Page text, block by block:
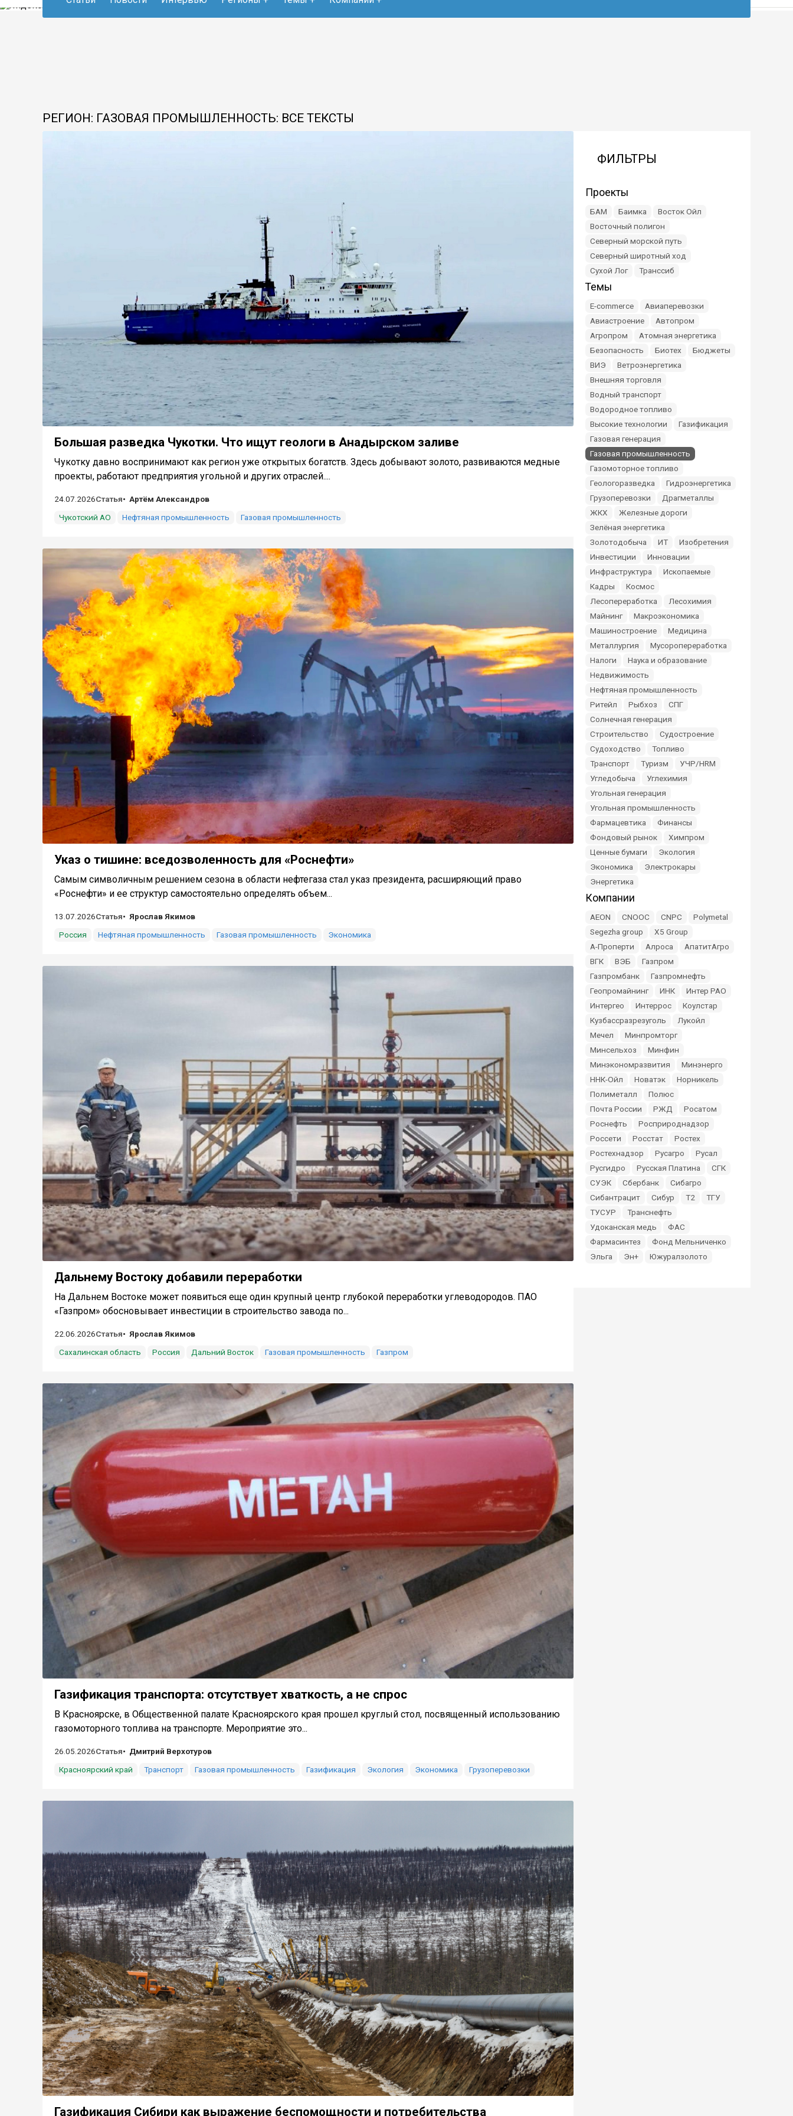
РЕГИОН: ГАЗОВАЯ ПРОМЫШЛЕННОСТЬ: ВСЕ ТЕКСТЫ
Большая разведка Чукотки. Что ищут геологи в Анадырском заливе
Чукотку давно воспринимают как регион уже открытых богатств. Здесь добывают золото, развиваются медные
проекты, работают предприятия угольной и других отраслей....
24.07.2026Статья
Артём Александров
Чукотский АО
Нефтяная промышленность Газовая промышленность
Указ о тишине: вседозволенность для «Роснефти»
Самым символичным решением сезона в области нефтегаза стал указ президента, расширяющий право
«Роснефти» и ее структур самостоятельно определять объем...
13.07.2026Статья
Ярослав Якимов
Россия
Нефтяная промышленность Газовая промышленность Экономика
Дальнему Востоку добавили переработки
На Дальнем Востоке может появиться еще один крупный центр глубокой переработки углеводородов. ПАО
«Газпром» обосновывает инвестиции в строительство завода по...
22.06.2026Статья
Ярослав Якимов
Сахалинская область
Россия Дальний Восток Газовая промышленность Газпром
Газификация транспорта: отсутствует хваткость, а не спрос
В Красноярске, в Общественной палате Красноярского края прошел круглый стол, посвященный использованию
газомоторного топлива на транспорте. Мероприятие это...
26.05.2026Статья
Дмитрий Верхотуров
Красноярский край
Транспорт Газовая промышленность Газификация Экология Экономика Грузоперевозки
Газификация Сибири как выражение беспомощности и потребительства
ФИЛЬТРЫ
Проекты
БАМ Баимка
Восток Ойл
Восточный полигон
Северный морской путь
Северный широтный ход
Сухой Лог
Транссиб
Темы
E-commerce
Авиаперевозки
Авиастроение
Автопром
Агропром
Атомная энергетика
Безопасность
Биотех
Бюджеты
ВИЭ
Ветроэнергетика
Внешняя торговля
Водный транспорт
Водородное топливо
Высокие технологии
Газификация
Газовая генерация
Газовая промышленность
Газомоторное топливо
Геологоразведка
Гидроэнергетика
Грузоперевозки
Драгметаллы
ЖКХ
Железные дороги
Зелёная энергетика
Золотодобыча
ИТ
Изобретения
Инвестиции
Инновации
Инфраструктура
Ископаемые
Кадры
Космос
Лесопереработка
Лесохимия
Майнинг
Макроэкономика
Машиностроение
Медицина
Металлургия
Мусоропереработка
Налоги
Наука и образование
Недвижимость
Нефтяная промышленность
Ритейл
Рыбхоз
СПГ
Солнечная генерация
Строительство
Судостроение
Судоходство
Топливо
Транспорт
Туризм
УЧР/HRM
Угледобыча
Углехимия
Угольная генерация
Угольная промышленность
Фармацевтика
Финансы
Фондовый рынок
Химпром
Ценные бумаги
Экология
Экономика
Электрокары
Энергетика
Компании
AEON CNOOC CNPC
Polymetal
Segezha group
X5 Group
А-Проперти
Алроса
АпатитАгро
ВГК
ВЭБ
Газпром
Газпромбанк
Газпромнефть
Геопромайнинг
ИНК
Интер РАО
Интергео
Интеррос
Коулстар
Кузбассразрезуголь
Лукойл
Мечел
Минпромторг
Минсельхоз
Минфин
Минэкономразвития
Минэнерго
ННК-Ойл
Новатэк
Норникель
Полиметалл
Полюс
Почта России
РЖД
Росатом
Роснефть
Росприроднадзор
Россети
Росстат
Ростех
Ростехнадзор
Русагро
Русал
Русгидро
Русская Платина
СГК
СУЭК
Сбербанк
Сибагро
Сибантрацит
Сибур Т2
ТГУ
ТУСУР
Транснефть
Удоканская медь
ФАС
Фармасинтез
Фонд Мельниченко
Эльга
Эн+ Южуралзолото